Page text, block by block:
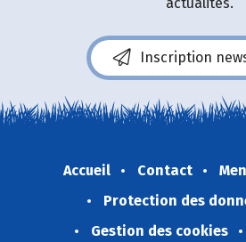
Inscription
Accueil Contact
Protection des
Gestion des cookies